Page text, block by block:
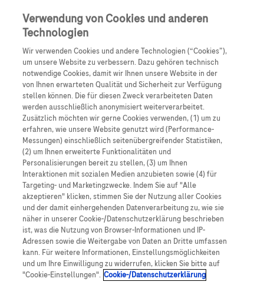
Anmelden
Veranstaltungen
Kongresse, Symposien & Fortbildungen
Verwendung von Cookies und anderen
Technologien
Wir verwenden Cookies und andere Technologien (“Cookies”),
um unsere Website zu verbessern. Dazu gehören technisch
notwendige Cookies, damit wir Ihnen unsere Website in der
von Ihnen erwarteten Qualität und Sicherheit zur Verfügung
stellen können. Die für diesen Zweck verarbeiteten Daten
werden ausschließlich anonymisiert weiterverarbeitet.
Zusätzlich möchten wir gerne Cookies verwenden, (1) um zu
erfahren, wie unsere Website genutzt wird (Performance-
Messungen) einschließlich seitenübergreifender Statistiken,
(2) um Ihnen erweiterte Funktionalitäten und
Personalisierungen bereit zu stellen, (3) um Ihnen
Interaktionen mit sozialen Medien anzubieten sowie (4) für
Targeting- und Marketingzwecke. Indem Sie auf "Alle
akzeptieren" klicken, stimmen Sie der Nutzung aller Cookies
und der damit einhergehenden Datenverarbeitung zu, wie sie
näher in unserer Cookie-/Datenschutzerklärung beschrieben
ist, was die Nutzung von Browser-Informationen und IP-
Adressen sowie die Weitergabe von Daten an Dritte umfassen
kann. Für weitere Informationen, Einstellungsmöglichkeiten
und um Ihre Einwilligung zu widerrufen, klicken Sie bitte auf
"Cookie-Einstellungen". Cookie-/Datenschutzerklärung